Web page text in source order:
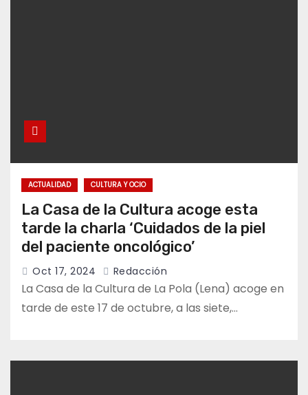
ACTUALIDAD CULTURA Y OCIO
La Casa de la Cultura acoge esta
tarde la charla ‘Cuidados de la piel
del paciente oncológico’
Oct 17, 2024 Redacción
La Casa de la Cultura de La Pola (Lena) acoge en
tarde de este 17 de octubre, a las siete,…